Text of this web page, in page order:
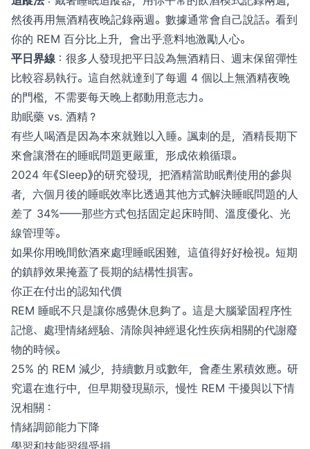
然後再用無酒精夜晚記錄兩週。數據通常會自己說話。看到
你的 REM 百分比上升，會出乎意料地激勵人心。
平日界線 ：很多人發現把平日設為無酒精日、週末保留彈性
比較容易執行。這自然就達到了每週 4 個以上無酒精夜晚
的門檻，不需要每天晚上都動用意志力。
助眠藥 vs. 酒精？
有些人喝酒是因為本來就難以入睡。諷刺的是，酒精長期下
來會讓潛在的睡眠問題更嚴重，形成依賴循環。
2024 年《Sleep》的研究發現，把酒精當助眠劑使用的參與
者，六個月後的睡眠效率比透過其他方式解決睡眠問題的人
差了 34%——那些方式包括固定起床時間、溫度優化、光
線管理等。
如果你用晚間飲酒來處理睡眠困難，這值得好好檢視。短期
的鎮靜效果掩蓋了長期的結構性損害。
你正在付出的認知代價
REM 睡眠不只是讓你感覺休息夠了。這是大腦鞏固程序性
記憶、處理情緒經驗、清除與神經退化性疾病相關的代謝廢
物的時候。
25% 的 REM 減少，持續數月或數年，會產生累積效應。研
究還在進行中，但早期發現顯示，慢性 REM 干擾與以下情
況相關：
情緒調節能力下降
學習和技能習得受損